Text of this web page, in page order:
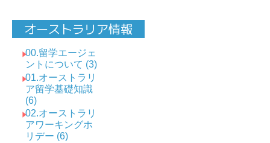
オーストラリア情報
00.留学エージェ
ントについて (3)
01.オーストラリ
ア留学基礎知識
(6)
02.オーストラリ
アワーキングホ
リデー (6)